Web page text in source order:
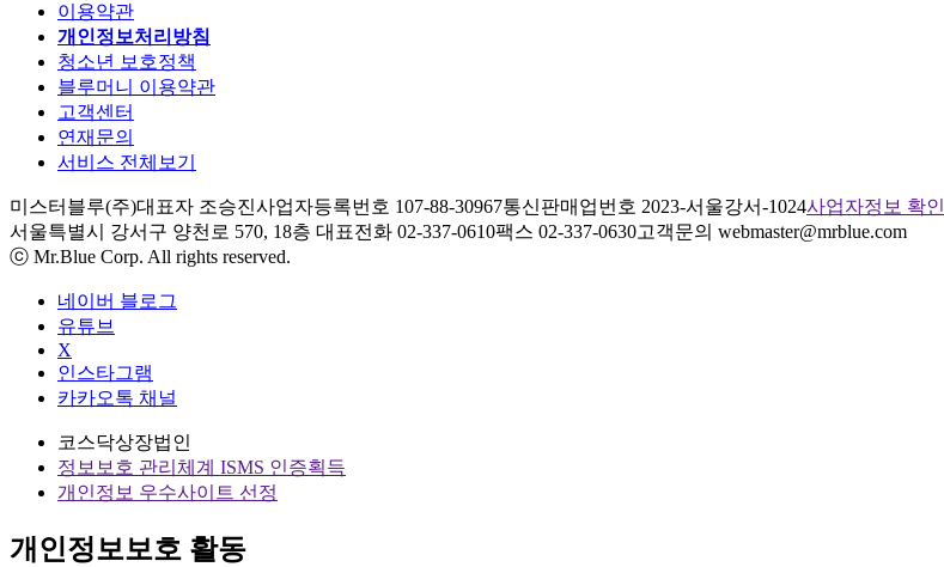
이용약관
개인정보처리방침
청소년 보호정책
블루머니 이용약관
고객센터
연재문의
서비스 전체보기
미스터블루(주)대표자 조승진사업자등록번호 107-88-30967통신판매업번호 2023-서울강서-1024사업자정보 확인
서울특별시 강서구 양천로 570, 18층 대표전화 02-337-0610팩스 02-337-0630고객문의 webmaster@mrblue.com
ⓒ Mr.Blue Corp. All rights reserved.
네이버 블로그
유튜브
X
인스타그램
카카오톡 채널
코스닥상장법인
정보보호 관리체계 ISMS 인증획득
개인정보 우수사이트 선정
개인정보보호 활동